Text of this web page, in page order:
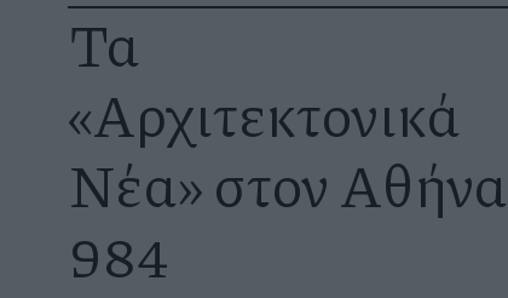
Τα
«Αρχιτεκτονικά
Νέα» στον Αθήνα
984